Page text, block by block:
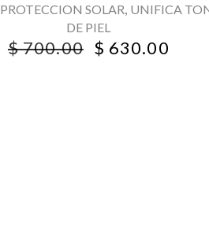
PROTECCION SOLAR, UNIFICA
DE PIEL
$700.00 ORIGINAL
$ 630.00